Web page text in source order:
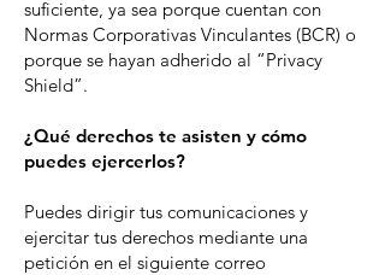
suficiente, ya sea porque cuentan con
Normas Corporativas Vinculantes (BCR) o
porque se hayan adherido al “Privacy
Shield”.
¿Qué derechos te asisten y cómo
puedes ejercerlos?
Puedes dirigir tus comunicaciones y
ejercitar tus derechos mediante una
petición en el siguiente correo